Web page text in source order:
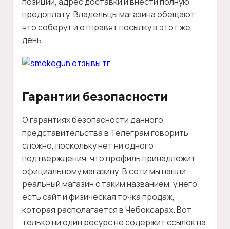
предоплату. Владельцы магазина обещают,
что соберут и отправят посылку в этот же
день.
Гарантии безопасности
О гарантиях безопасности данного
представительства в Телеграм говорить
сложно, поскольку нет ни одного
подтверждения, что профиль принадлежит
официальному магазину. В сети мы нашли
реальный магазин с таким названием, у него
есть сайт и физическая точка продаж,
которая располагается в Чебоксарах. Вот
только ни один ресурс не содержит ссылок на